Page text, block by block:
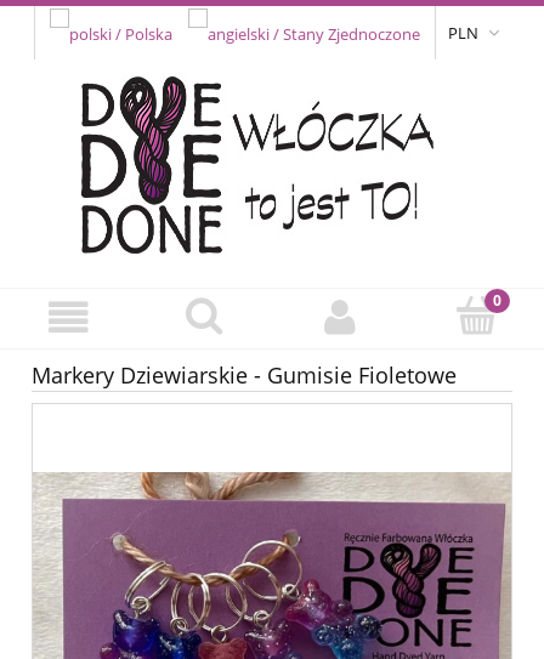
PLN
Markery Dziewiarskie - Gumisie Fioletowe